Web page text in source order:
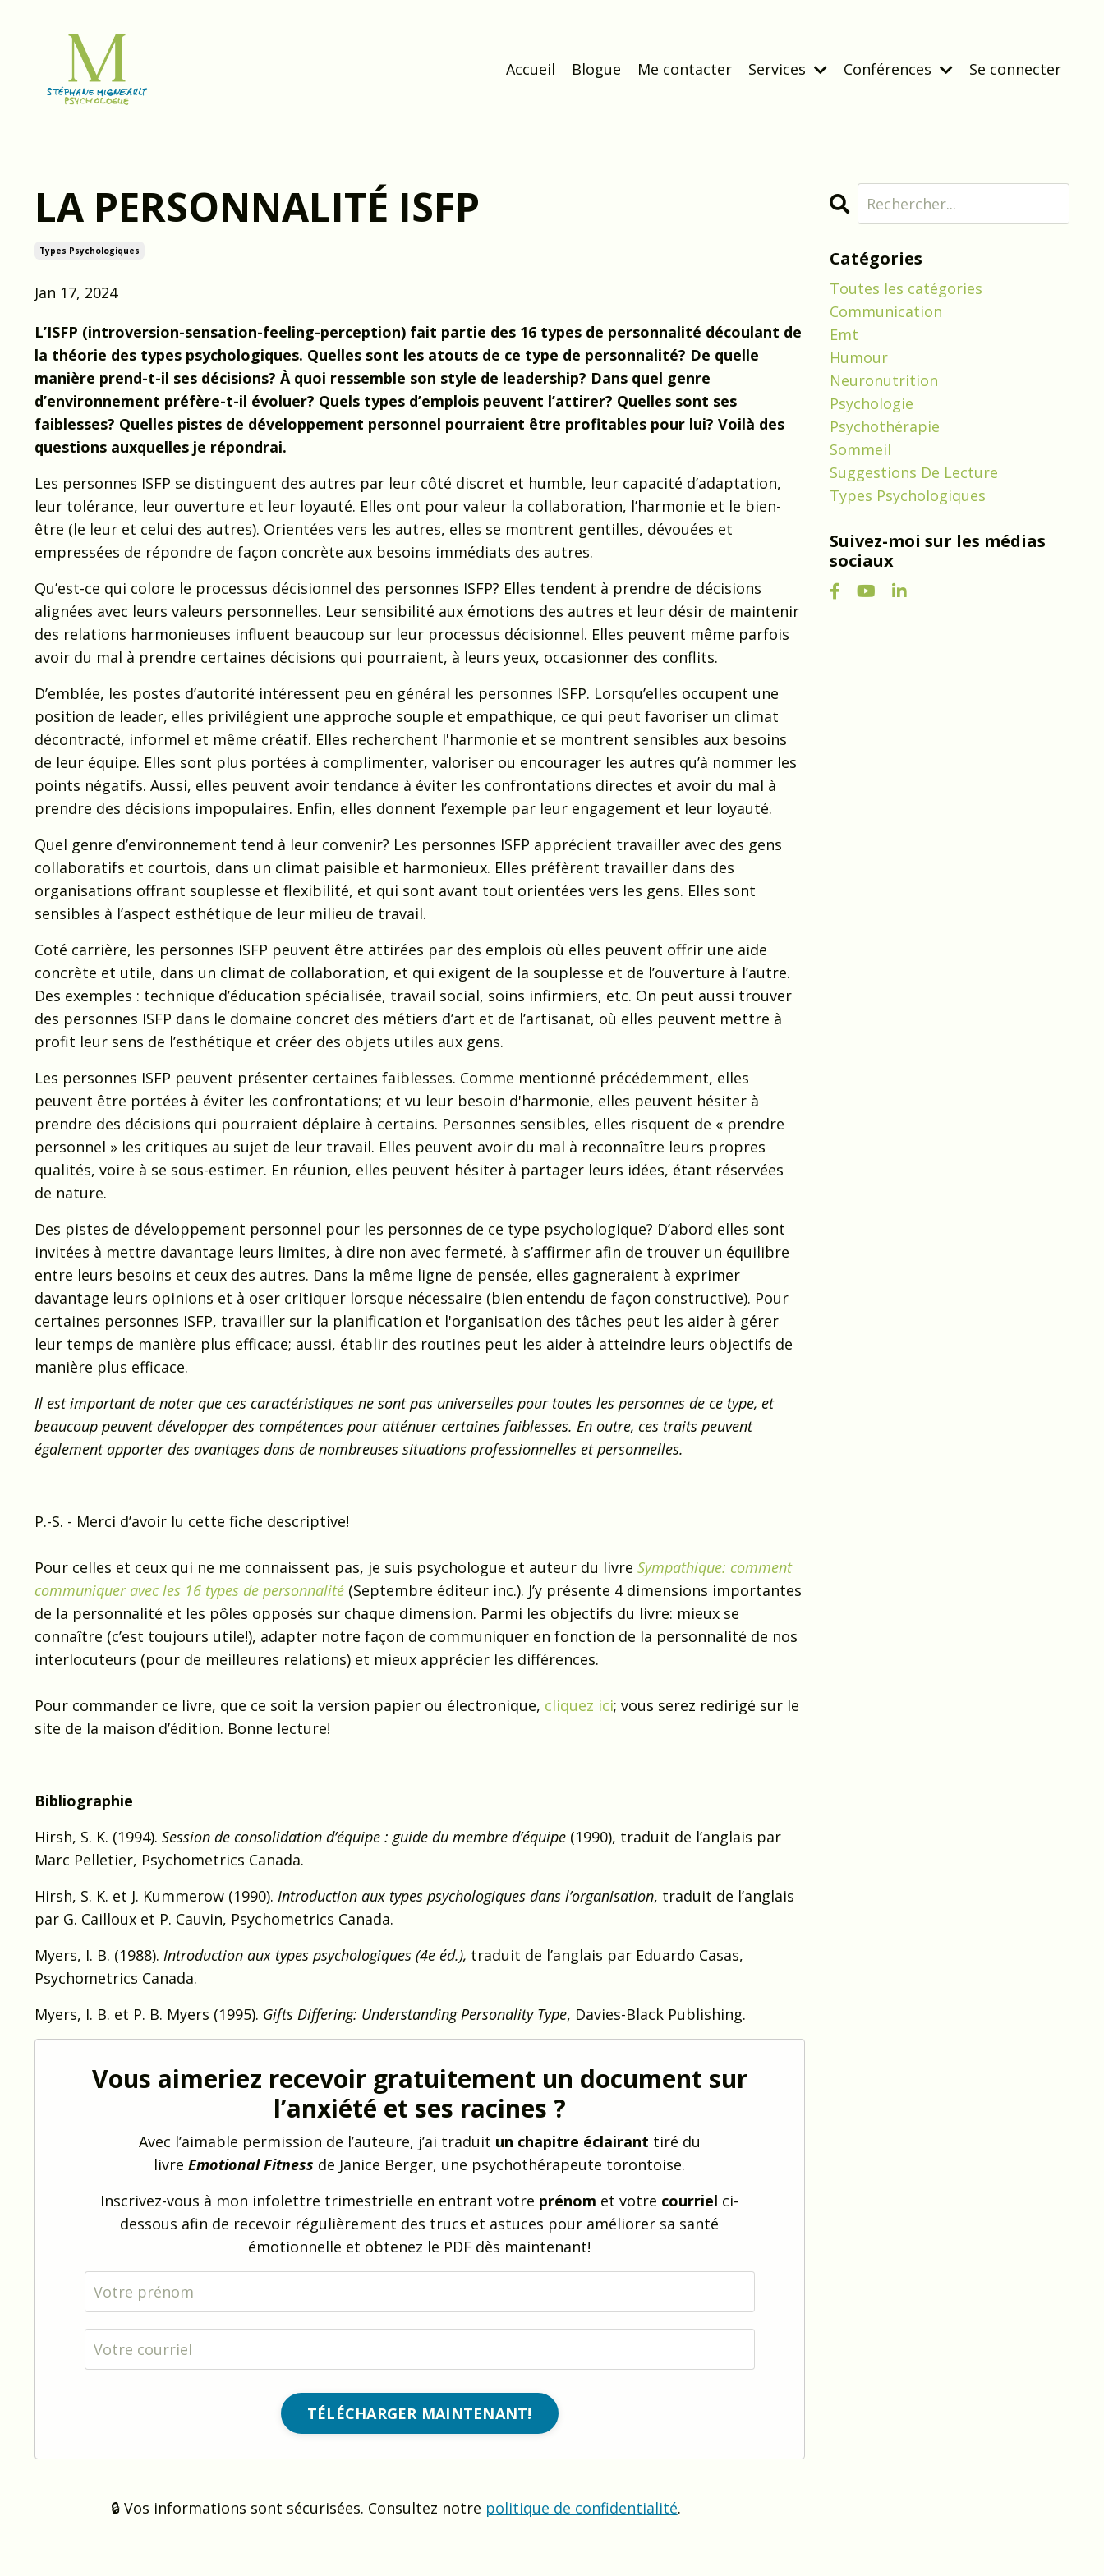
Accueil Blogue Me contacter Services Conférences Se connecter
LA PERSONNALITÉ ISFP
Types Psychologiques
Jan 17, 2024
L’ISFP (introversion-sensation-feeling-perception) fait partie des 16 types de personnalité découlant de
la théorie des types psychologiques. Quelles sont les atouts de ce type de personnalité? De quelle
manière prend-t-il ses décisions? À quoi ressemble son style de leadership? Dans quel genre
d’environnement préfère-t-il évoluer? Quels types d’emplois peuvent l’attirer? Quelles sont ses
faiblesses? Quelles pistes de développement personnel pourraient être profitables pour lui? Voilà des
questions auxquelles je répondrai.
Les personnes ISFP se distinguent des autres par leur côté discret et humble, leur capacité d’adaptation,
leur tolérance, leur ouverture et leur loyauté. Elles ont pour valeur la collaboration, l’harmonie et le bien-
être (le leur et celui des autres). Orientées vers les autres, elles se montrent gentilles, dévouées et
empressées de répondre de façon concrète aux besoins immédiats des autres.
Qu’est-ce qui colore le processus décisionnel des personnes ISFP? Elles tendent à prendre de décisions
alignées avec leurs valeurs personnelles. Leur sensibilité aux émotions des autres et leur désir de maintenir
des relations harmonieuses influent beaucoup sur leur processus décisionnel. Elles peuvent même parfois
avoir du mal à prendre certaines décisions qui pourraient, à leurs yeux, occasionner des conflits.
D’emblée, les postes d’autorité intéressent peu en général les personnes ISFP. Lorsqu’elles occupent une
position de leader, elles privilégient une approche souple et empathique, ce qui peut favoriser un climat
décontracté, informel et même créatif. Elles recherchent l'harmonie et se montrent sensibles aux besoins
de leur équipe. Elles sont plus portées à complimenter, valoriser ou encourager les autres qu’à nommer les
points négatifs. Aussi, elles peuvent avoir tendance à éviter les confrontations directes et avoir du mal à
prendre des décisions impopulaires. Enfin, elles donnent l’exemple par leur engagement et leur loyauté.
Quel genre d’environnement tend à leur convenir? Les personnes ISFP apprécient travailler avec des gens
collaboratifs et courtois, dans un climat paisible et harmonieux. Elles préfèrent travailler dans des
organisations offrant souplesse et flexibilité, et qui sont avant tout orientées vers les gens. Elles sont
sensibles à l’aspect esthétique de leur milieu de travail.
Coté carrière, les personnes ISFP peuvent être attirées par des emplois où elles peuvent offrir une aide
concrète et utile, dans un climat de collaboration, et qui exigent de la souplesse et de l’ouverture à l’autre.
Des exemples : technique d’éducation spécialisée, travail social, soins infirmiers, etc. On peut aussi trouver
des personnes ISFP dans le domaine concret des métiers d’art et de l’artisanat, où elles peuvent mettre à
profit leur sens de l’esthétique et créer des objets utiles aux gens.
Les personnes ISFP peuvent présenter certaines faiblesses. Comme mentionné précédemment, elles
peuvent être portées à éviter les confrontations; et vu leur besoin d'harmonie, elles peuvent hésiter à
prendre des décisions qui pourraient déplaire à certains. Personnes sensibles, elles risquent de « prendre
personnel » les critiques au sujet de leur travail. Elles peuvent avoir du mal à reconnaître leurs propres
qualités, voire à se sous-estimer. En réunion, elles peuvent hésiter à partager leurs idées, étant réservées
de nature.
Des pistes de développement personnel pour les personnes de ce type psychologique? D’abord elles sont
invitées à mettre davantage leurs limites, à dire non avec fermeté, à s’affirmer afin de trouver un équilibre
entre leurs besoins et ceux des autres. Dans la même ligne de pensée, elles gagneraient à exprimer
davantage leurs opinions et à oser critiquer lorsque nécessaire (bien entendu de façon constructive). Pour
certaines personnes ISFP, travailler sur la planification et l'organisation des tâches peut les aider à gérer
leur temps de manière plus efficace; aussi, établir des routines peut les aider à atteindre leurs objectifs de
manière plus efficace.
Il est important de noter que ces caractéristiques ne sont pas universelles pour toutes les personnes de ce type, et
beaucoup peuvent développer des compétences pour atténuer certaines faiblesses. En outre, ces traits peuvent
également apporter des avantages dans de nombreuses situations professionnelles et personnelles.
P.-S. - Merci d’avoir lu cette fiche descriptive!
Pour celles et ceux qui ne me connaissent pas, je suis psychologue et auteur du livre Sympathique: comment
communiquer avec les 16 types de personnalité (Septembre éditeur inc.). J’y présente 4 dimensions importantes
de la personnalité et les pôles opposés sur chaque dimension. Parmi les objectifs du livre: mieux se
connaître (c’est toujours utile!), adapter notre façon de communiquer en fonction de la personnalité de nos
interlocuteurs (pour de meilleures relations) et mieux apprécier les différences.
Pour commander ce livre, que ce soit la version papier ou électronique, cliquez ici; vous serez redirigé sur le
site de la maison d’édition. Bonne lecture!
Bibliographie
Hirsh, S. K. (1994). Session de consolidation d’équipe : guide du membre d’équipe (1990), traduit de l’anglais par
Marc Pelletier, Psychometrics Canada.
Hirsh, S. K. et J. Kummerow (1990). Introduction aux types psychologiques dans l’organisation, traduit de l’anglais
par G. Cailloux et P. Cauvin, Psychometrics Canada.
Myers, I. B. (1988). Introduction aux types psychologiques (4e éd.), traduit de l’anglais par Eduardo Casas,
Psychometrics Canada.
Myers, I. B. et P. B. Myers (1995). Gifts Differing: Understanding Personality Type, Davies-Black Publishing.
Vous aimeriez recevoir gratuitement un document sur
l’anxiété et ses racines ?
Avec l’aimable permission de l’auteure, j’ai traduit un chapitre éclairant tiré du
livreEmotional Fitness de Janice Berger, une psychothérapeute torontoise.
Inscrivez-vous à mon infolettre trimestrielle en entrant votre prénom et votre courriel ci-
dessous afin de recevoir régulièrement des trucs et astuces pour améliorer sa santé
émotionnelle et obtenez le PDF dès maintenant!
Catégories
Toutes les catégories
Communication
Emt
Humour
Neuronutrition
Psychologie
Psychothérapie
Sommeil
Suggestions De Lecture
Types Psychologiques
Suivez-moi sur les médias
sociaux
🔒 Vos informations sont sécurisées. Consultez notre politique de confidentialité.